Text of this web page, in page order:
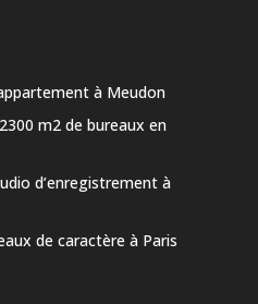
à Meudon
m2 de bureaux en
d’enregistrement à
de caractère à Paris